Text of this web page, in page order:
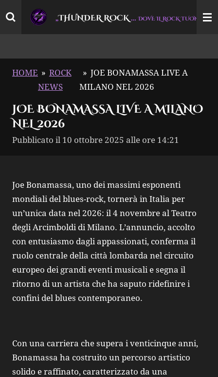
Vai
„THUNDER ROCK…DOVE IL ROCK TUONA “
HOME » ROCK
NEWS
» JOE BONAMASSA LIVE A
MILANO NEL 2026
JOE BONAMASSA LIVE A MILANO
NEL 2026
Pubblicato il 10 ottobre 2025 alle ore 14:21
Joe Bonamassa, uno dei massimi esponenti
mondiali del blues-rock, tornerà in Italia per
un’unica data nel 2026: il 4 novembre al Teatro
degli Arcimboldi di Milano. L’annuncio, accolto
con entusiasmo dagli appassionati, conferma il
ruolo centrale della città lombarda nel circuito
europeo dei grandi eventi musicali e segna il
ritorno di un artista che ha saputo ridefinire i
confini del blues contemporaneo.
Con una carriera che supera i venticinque anni,
Bonamassa ha costruito un percorso artistico
solido e raffinato, caratterizzato da una